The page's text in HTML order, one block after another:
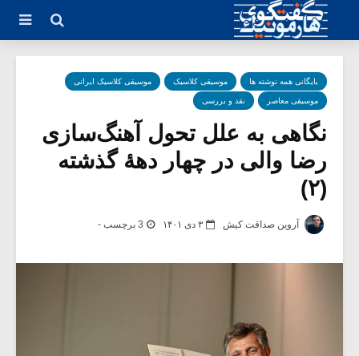
بایگانی همه نوشته ها موسیقی کلاسیک موسیقی کلاسیک ایرانی
موسیقی معاصر نقد و بررسی
نگاهی به علل تحول آهنگ‌سازی
رضا والی در چهار دهۀ گذشته
(۲)
آروین صداقت کیش ۳ دی ۱۴۰۱ 3 برچسب -